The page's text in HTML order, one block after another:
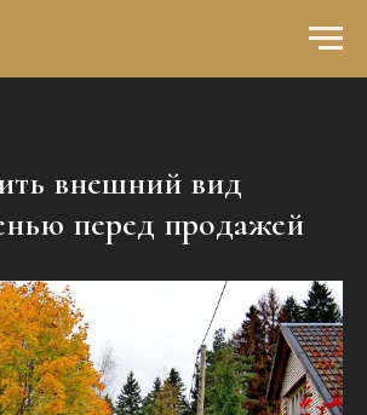
внешний вид
перед продажей